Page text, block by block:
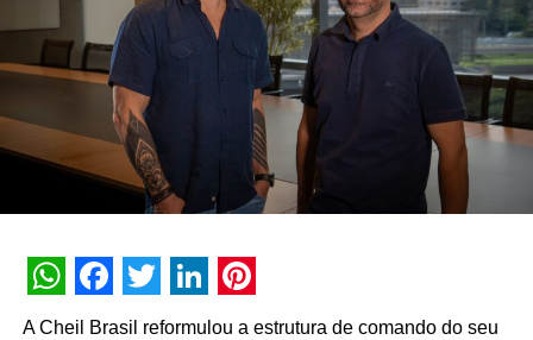
mercado nacional.
WhatsApp
Facebook
Twitter
LinkedIn
Pinterest
A Cheil Brasil reformulou a estrutura de comando do seu